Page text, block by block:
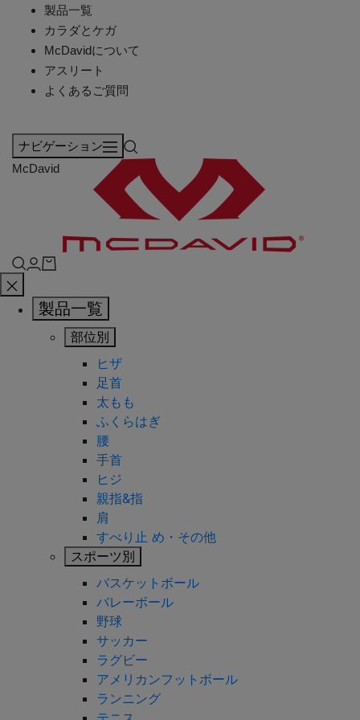
製品一覧
カラダとケガ
McDavidについて
アスリート
よくあるご質問
ナビゲーション
McDavid
製品一覧
部位別
ヒザ
足首
太もも
ふくらはぎ
腰
手首
ヒジ
親指&指
肩
すべり止 め・その他
スポーツ別
バスケットボール
バレーボール
野球
サッカー
ラグビー
アメリカンフットボール
ランニング